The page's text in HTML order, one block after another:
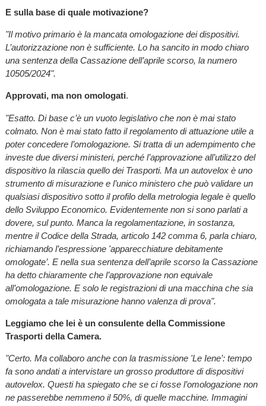
E sulla base di quale motivazione?
"Il motivo primario è la mancata omologazione dei dispositivi.
L’autorizzazione non è sufficiente. Lo ha sancito in modo chiaro
una sentenza della Cassazione dell’aprile scorso, la numero
10505/2024".
Approvati, ma non omologati.
"Esatto. Di base c’è un vuoto legislativo che non è mai stato
colmato. Non è mai stato fatto il regolamento di attuazione utile a
poter concedere l’omologazione. Si tratta di un adempimento che
investe due diversi ministeri, perché l’approvazione all’utilizzo del
dispositivo la rilascia quello dei Trasporti. Ma un autovelox è uno
strumento di misurazione e l’unico ministero che può validare un
qualsiasi dispositivo sotto il profilo della metrologia legale è quello
dello Sviluppo Economico. Evidentemente non si sono parlati a
dovere, sul punto. Manca la regolamentazione, in sostanza,
mentre il Codice della Strada, articolo 142 comma 6, parla chiaro,
richiamando l’espressione 'apparecchiature debitamente
omologate’. E nella sua sentenza dell’aprile scorso la Cassazione
ha detto chiaramente che l’approvazione non equivale
all’omologazione. E solo le registrazioni di una macchina che sia
omologata a tale misurazione hanno valenza di prova".
Leggiamo che lei è un consulente della Commissione
Trasporti della Camera.
"Certo. Ma collaboro anche con la trasmissione 'Le Iene’: tempo
fa sono andati a intervistare un grosso produttore di dispositivi
autovelox. Questi ha spiegato che se ci fosse l’omologazione non
ne passerebbe nemmeno il 50%, di quelle macchine. Immagini